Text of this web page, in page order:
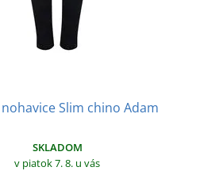
Slim chino Adam
SKLADOM
v piatok 7. 8. u vás